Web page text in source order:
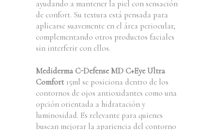
ayudando a mantener la piel con sensación
de confort. Su textura está pensada para
aplicarse suavemente en el área periocular,
complementando otros productos faciales
sin interferir con ellos.
Mediderma C-Defense MD C+Eye Ultra
Comfort15ml se posiciona dentro de los
contornos de ojos antioxidantes como una
opción orientada a hidratación y
luminosidad. Es relevante para quienes
buscan mejorar la apariencia del contorno